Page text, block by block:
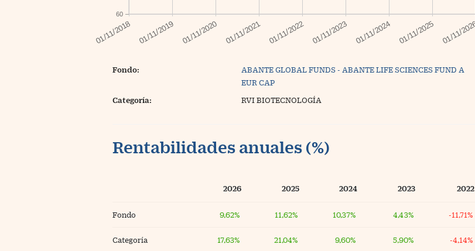
60
Fondo:
ABANTE GLOBAL FUNDS - ABANTE LIFE SCIENCES FUND A
EUR CAP
Categoría: RVI BIOTECNOLOGÍA
Rentabilidades anuales (%)
2026 2025 2024 2023 2022
Fondo 9,62% 11,62% 10,37% 4,43% -11,71%
Categoría 17,63% 21,04% 9,60% 5,90% -4,14%